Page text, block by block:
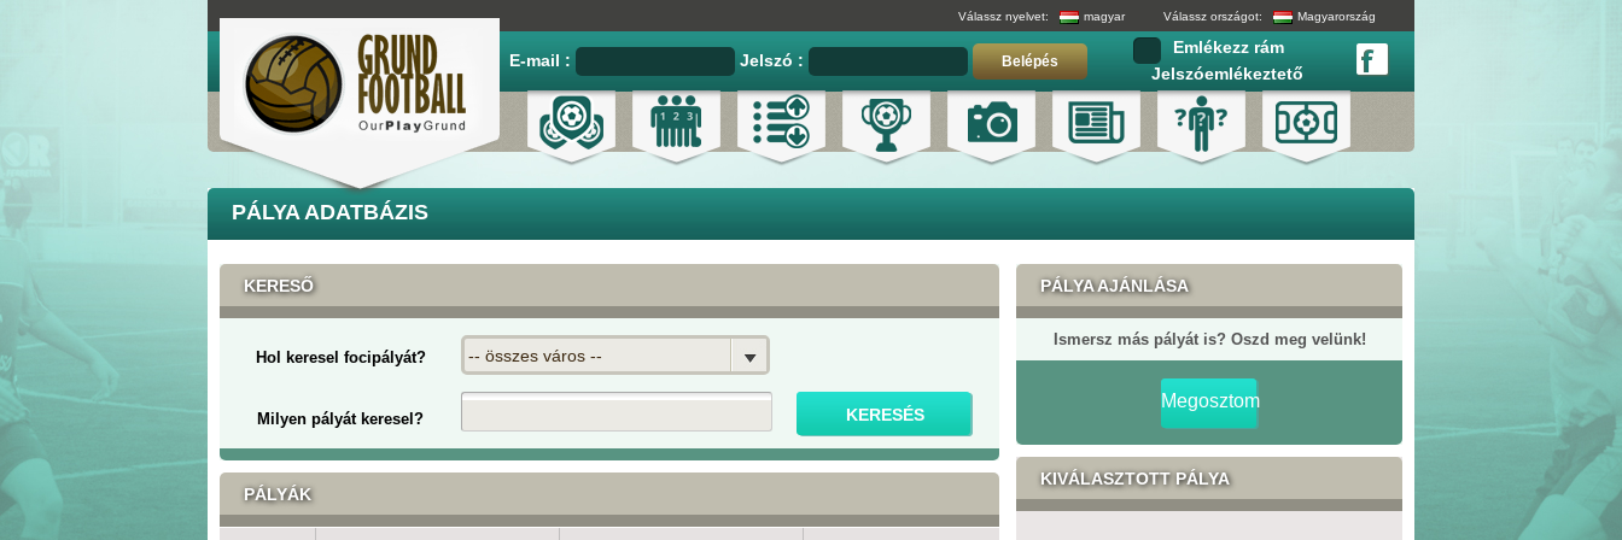
Válassz országot: Magyarország
Válassz nyelvet: magyar
E-mail : Jelszó : Belépés
Emlékezz rám
Jelszóemlékeztető
PÁLYA ADATBÁZIS
KERESŐ
Hol keresel focipályát? -- összes város --
Milyen pályát keresel?
PÁLYÁK
PÁLYA AJÁNLÁSA
Ismersz más pályát is? Oszd meg velünk!
Megosztom
KIVÁLASZTOTT PÁLYA